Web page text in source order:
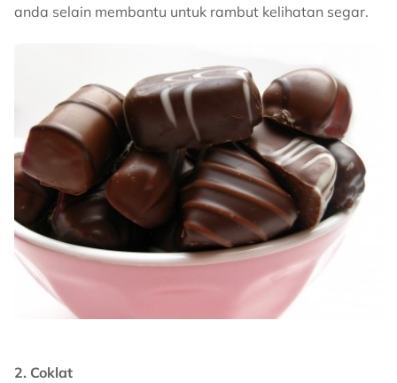
anda selain membantu untuk rambut kelihatan segar.
2. Coklat